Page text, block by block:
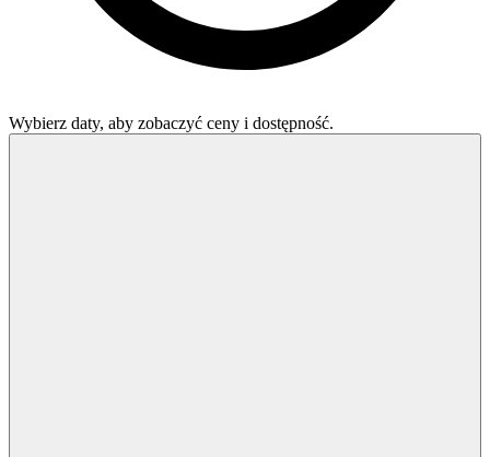
Wybierz daty, aby zobaczyć ceny i dostępność.